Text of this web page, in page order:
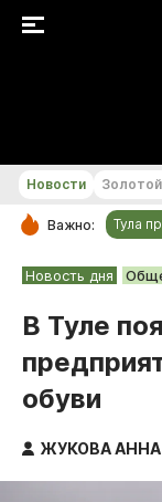
РУБРИКИ
Культура
Спорт
Тульский
Тула
Новости
Важно: Тула
Новость дня
В Туле
обуви
ЖУКОВА АННА